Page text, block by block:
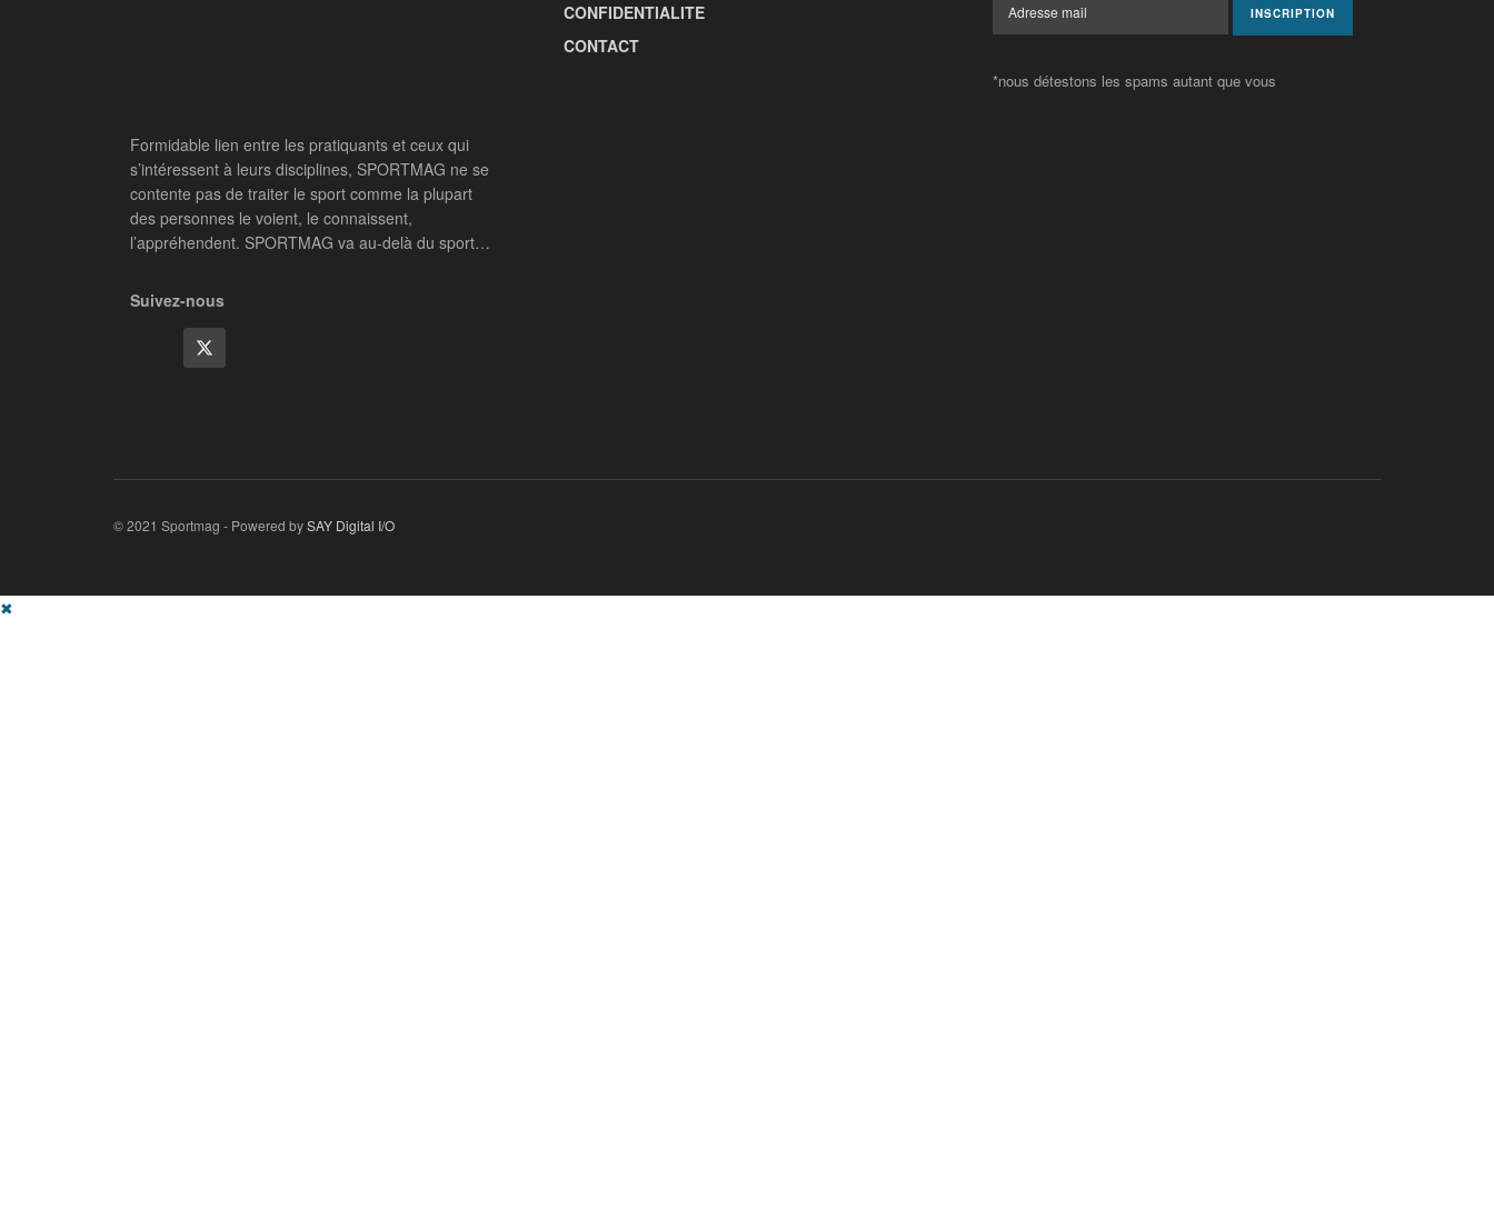
Formidable lien entre les pratiquants et ceux qui
s’intéressent à leurs disciplines, SPORTMAG ne se
contente pas de traiter le sport comme la plupart
des personnes le voient, le connaissent,
l’appréhendent. SPORTMAG va au-delà du sport…
Suivez-nous
CONFIDENTIALITE
CONTACT
*nous détestons les spams autant que vous
© 2021 Sportmag - Powered bySAY Digital I/O
✖